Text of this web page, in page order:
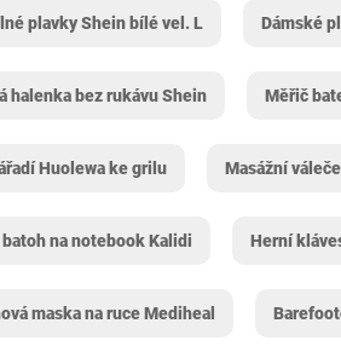
plavky Shein bílé vel. L Dámské
halenka bez rukávu Shein Měřič
Huolewa ke grilu Masážní
na notebook Kalidi Herní
maska na ruce Mediheal